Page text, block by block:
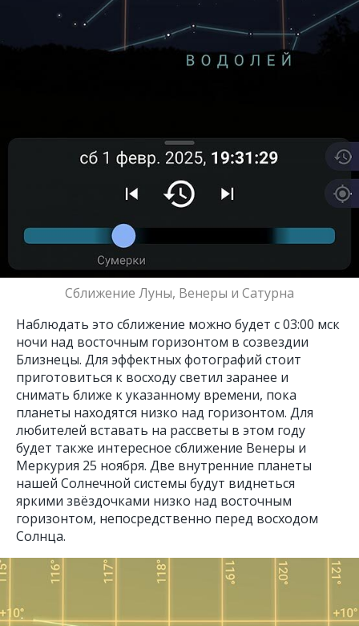
Сближение Луны, Венеры и Сатурна
Наблюдать это сближение можно будет с 03:00 мск
ночи над восточным горизонтом в созвездии
Близнецы. Для эффектных фотографий стоит
приготовиться к восходу светил заранее и
снимать ближе к указанному времени, пока
планеты находятся низко над горизонтом. Для
любителей вставать на рассветы в этом году
будет также интересное сближение Венеры и
Меркурия 25 ноября. Две внутренние планеты
нашей Солнечной системы будут виднеться
яркими звёздочками низко над восточным
горизонтом, непосредственно перед восходом
Солнца.